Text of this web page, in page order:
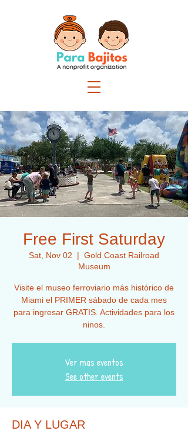
Free First Saturday
Sat, Nov 02
  |
Gold Coast Railroad
Museum
Visite el museo ferroviario más histórico de
Miami el PRIMER sábado de cada mes
para ingresar GRATIS. Actividades para los
ninos.
Ver mas eventos
See other events
DIA Y LUGAR